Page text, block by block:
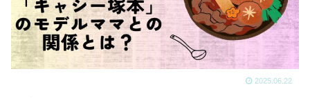
2025.06.22